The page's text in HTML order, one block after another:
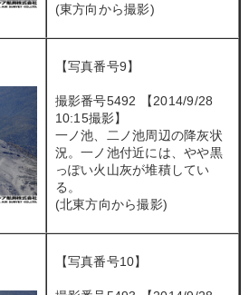
(東方向から撮影)
【写真番号9】
撮影番号5492 【2014/9/28
10:15撮影】
一ノ池、二ノ池周辺の降灰状
況。一ノ池付近には、やや黒
っぽい火山灰が堆積してい
る。
(北東方向から撮影)
【写真番号10】